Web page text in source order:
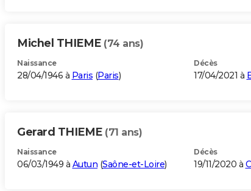
Michel THIEME (74 ans)
Naissance
28/04/1946 à Paris (Paris)
Décès
17/04/2021 à
Gerard THIEME (71 ans)
Naissance
06/03/1949 à Autun (Saône-et-Loire)
Décès
19/11/2020 à